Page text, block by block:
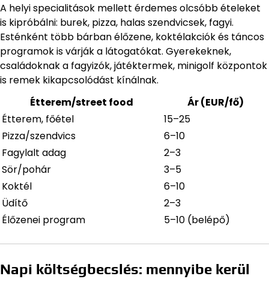
A helyi specialitások mellett érdemes olcsóbb ételeket
is kipróbálni: burek, pizza, halas szendvicsek, fagyi.
Esténként több bárban élőzene, koktélakciók és táncos
programok is várják a látogatókat. Gyerekeknek,
családoknak a fagyizók, játéktermek, minigolf központok
is remek kikapcsolódást kínálnak.
Étterem/street food
Ár (EUR/fő)
Étterem, főétel
15–25
Pizza/szendvics
6–10
Fagylalt adag
2–3
Sör/pohár
3–5
Koktél
6–10
Üdítő
2–3
Élőzenei program
5–10 (belépő)
Napi költségbecslés: mennyibe kerül